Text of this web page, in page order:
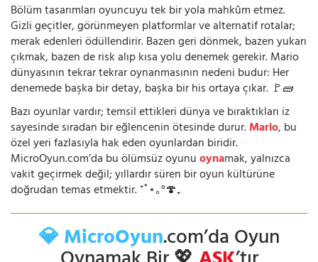
Bölüm tasarımları oyuncuyu tek bir yola mahkûm etmez.
Gizli geçitler, görünmeyen platformlar ve alternatif rotalar;
merak edenleri ödüllendirir. Bazen geri dönmek, bazen yukarı
çıkmak, bazen de risk alıp kısa yolu denemek gerekir. Mario
dünyasının tekrar tekrar oynanmasının nedeni budur: Her
denemede başka bir detay, başka bir his ortaya çıkar. 🚩🧱
Bazı oyunlar vardır; temsil ettikleri dünya ve bıraktıkları iz
sayesinde sıradan bir eğlencenin ötesinde durur.Mario, bu
özel yeri fazlasıyla hak eden oyunlardan biridir.
MicroOyun.com’da bu ölümsüz oyunuoynamak, yalnızca
vakit geçirmek değil; yıllardır süren bir oyun kültürüne
doğrudan temas etmektir. ⁺˚⋆｡°🍄₊
💎 MicroOyun.com’da Oyun